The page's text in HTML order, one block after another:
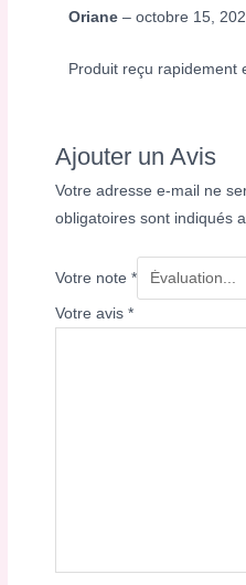
Oriane– octobre 15,
Produit reçu rapidement
Ajouter un Avis
Votre adresse e-mail ne
obligatoires sont indiqués
Votre note*
Votre avis*